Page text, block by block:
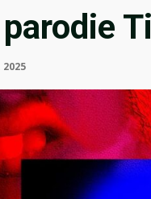
2025